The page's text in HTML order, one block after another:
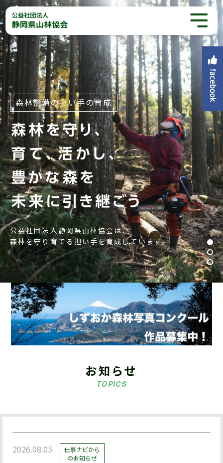
森林整備の担い手の育成
公益社団法人静岡県山林協会は、
森林を守り育てる担い手を育成しています。
お知らせ
TOPICS
2026.08.05
仕事ナビから
のお知らせ